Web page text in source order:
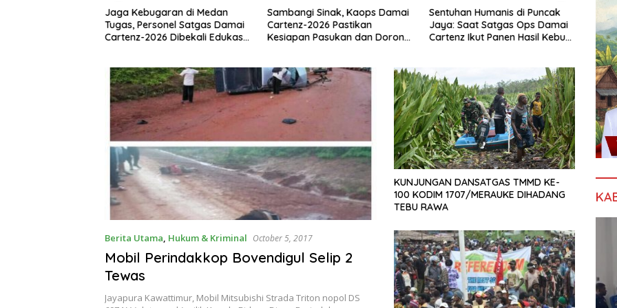
Jaga Kebugaran di Medan
Tugas, Personel Satgas Damai
Cartenz-2026 Dibekali Edukasi
Sambangi Sinak, Kaops Damai
Cartenz-2026 Pastikan
Kesiapan Pasukan dan Dorong
Sentuhan Humanis di Puncak
Jaya: Saat Satgas Ops Damai
Cartenz Ikut Panen Hasil Kebun
Berita Utama, Hukum & Kriminal October 5, 2017
Mobil Perindakkop Bovendigul Selip 2
Tewas
Jayapura Kawattimur, Mobil Mitsubishi Strada Triton nopol DS
KUNJUNGAN DANSATGAS TMMD KE-
100 KODIM 1707/MERAUKE DIHADANG
TEBU RAWA